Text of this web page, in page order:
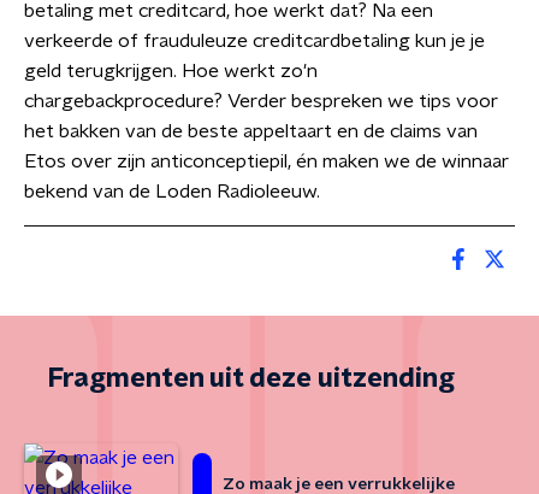
betaling met creditcard, hoe werkt dat? Na een
verkeerde of frauduleuze creditcardbetaling kun je je
geld terugkrijgen. Hoe werkt zo'n
chargebackprocedure? Verder bespreken we tips voor
het bakken van de beste appeltaart en de claims van
Etos over zijn anticonceptiepil, én maken we de winnaar
bekend van de Loden Radioleeuw.
Fragmenten uit deze uitzending
Zo maak je een verrukkelijke